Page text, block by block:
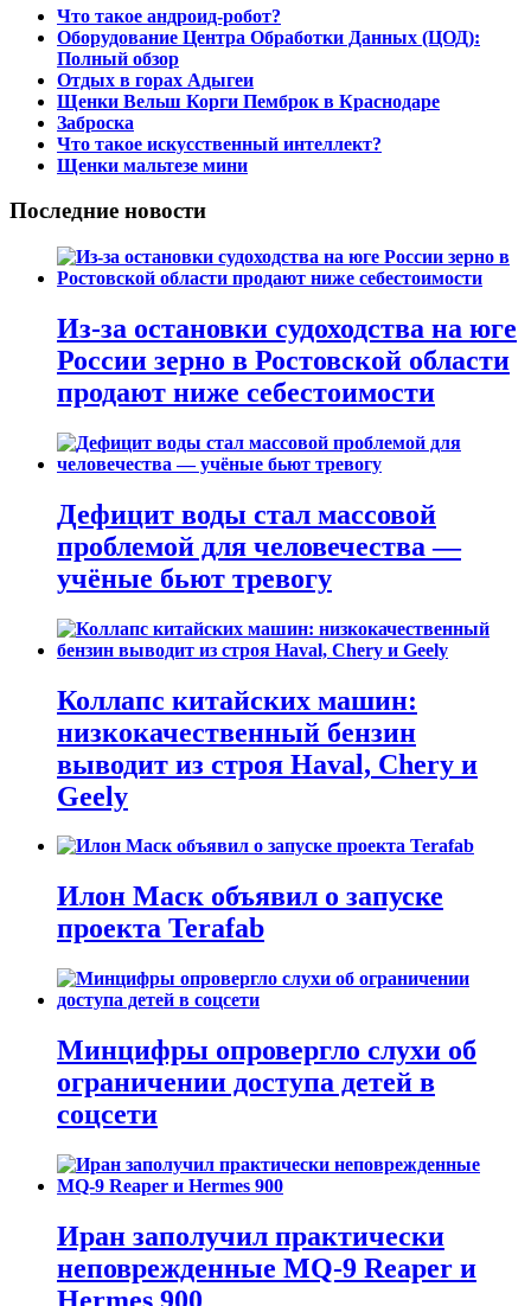
Что такое андроид-робот?
Оборудование Центра Обработки Данных (ЦОД):
Полный обзор
Отдых в горах Адыгеи
Щенки Вельш Корги Пемброк в Краснодаре
Заброска
Что такое искусственный интеллект?
Щенки мальтезе мини
Последние новости
Из-за остановки судоходства на юге
России зерно в Ростовской области
продают ниже себестоимости
Дефицит воды стал массовой
проблемой для человечества —
учёные бьют тревогу
Коллапс китайских машин:
низкокачественный бензин
выводит из строя Haval, Chery и
Geely
Илон Маск объявил о запуске
проекта Terafab
Минцифры опровергло слухи об
ограничении доступа детей в
соцсети
Иран заполучил практически
неповрежденные MQ-9 Reaper и